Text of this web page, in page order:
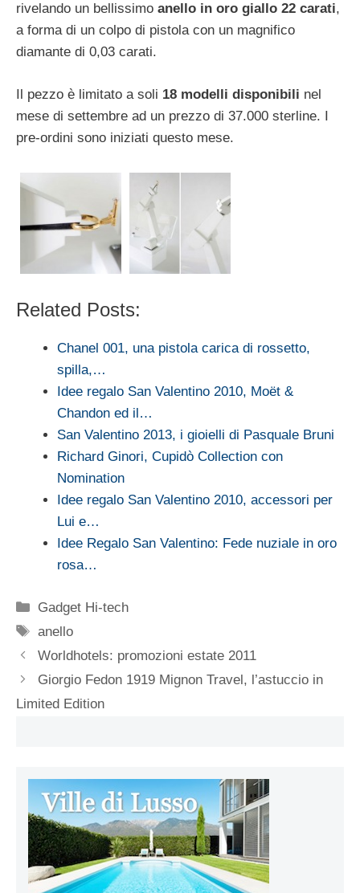
rivelando un bellissimo anello in oro giallo 22 carati,
a forma di un colpo di pistola con un magnifico
diamante di 0,03 carati.
Il pezzo è limitato a soli 18 modelli disponibili nel
mese di settembre ad un prezzo di 37.000 sterline. I
pre-ordini sono iniziati questo mese.
Related Posts:
Chanel 001, una pistola carica di rossetto,
spilla,…
Idee regalo San Valentino 2010, Moët &
Chandon ed il…
San Valentino 2013, i gioielli di Pasquale Bruni
Richard Ginori, Cupidò Collection con
Nomination
Idee regalo San Valentino 2010, accessori per
Lui e…
Idee Regalo San Valentino: Fede nuziale in oro
rosa…
Categorie
Gadget Hi-tech
Tag
anello
Worldhotels: promozioni estate 2011
Giorgio Fedon 1919 Mignon Travel, l’astuccio in
Limited Edition